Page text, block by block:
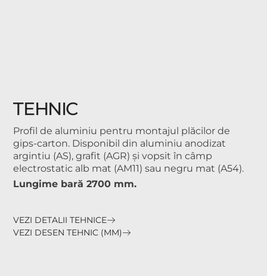
TEHNIC
Profil de aluminiu pentru montajul plăcilor de
gips-carton. Disponibil din aluminiu anodizat
argintiu (AS), grafit (AGR) și vopsit în câmp
electrostatic alb mat (AM11) sau negru mat (A54).
Lungime bară 2700 mm.
VEZI DETALII TEHNICE
VEZI DESEN TEHNIC (MM)